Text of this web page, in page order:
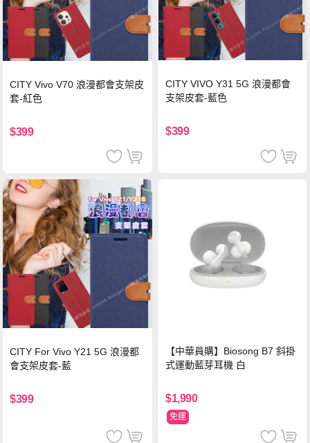
CITY Vivo V70 浪漫都會支架皮
套-紅色
$399
CITY VIVO Y31 5G 浪漫都會
支架皮套-藍色
$399
CITY For Vivo Y21 5G 浪漫都
會支架皮套-藍
$399
【中華員購】Biosong B7 斜掛
式運動藍芽耳機 白
$1,990
免運